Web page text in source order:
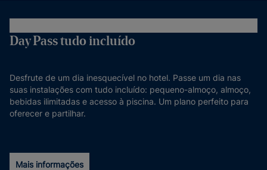
Day Pass tudo incluído
Desfrute de um dia inesquecível no hotel. Passe um dia nas
suas instalações com tudo incluído: pequeno-almoço, almoço,
bebidas ilimitadas e acesso à piscina. Um plano perfeito para
oferecer e partilhar.
Mais informações